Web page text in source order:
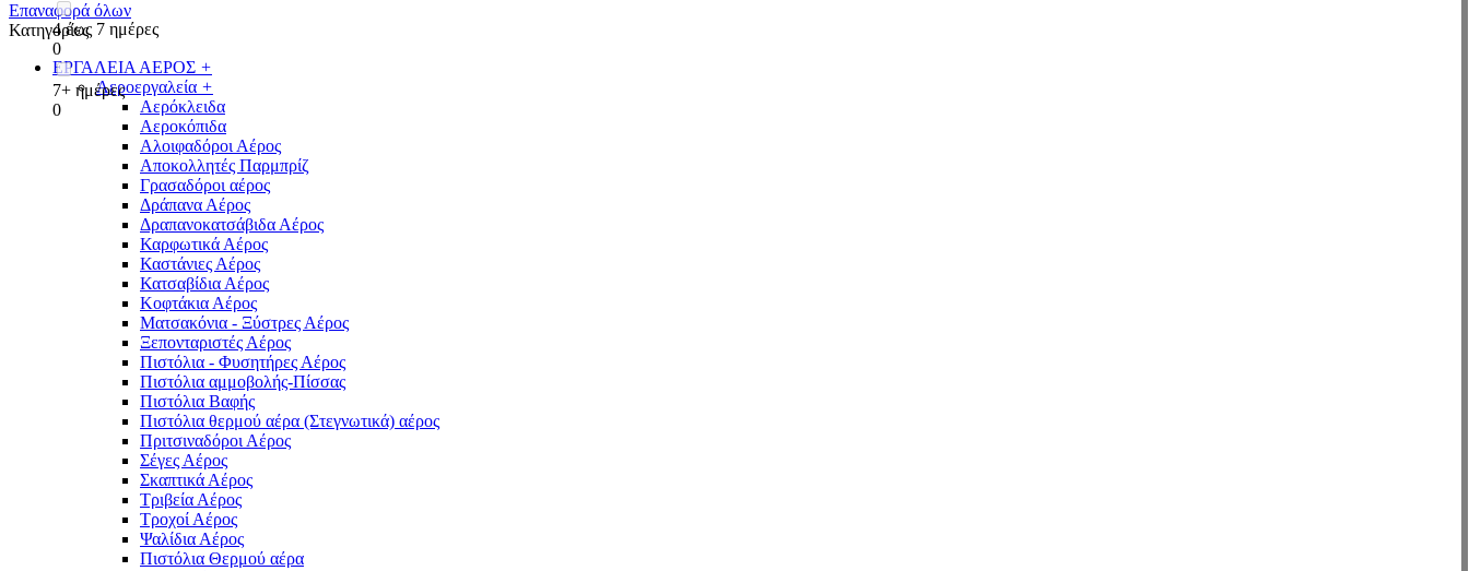
4 έως 7 ημέρες
0
7+ ημέρες
0
Επαναφορά όλων
Κατηγορίες
ΕΡΓΑΛΕΙΑ ΑΕΡΟΣ +
Αεροεργαλεία +
Αερόκλειδα
Αεροκόπιδα
Αλοιφαδόροι Αέρος
Αποκολλητές Παρμπρίζ
Γρασαδόροι αέρος
Δράπανα Αέρος
Δραπανοκατσάβιδα Αέρος
Καρφωτικά Αέρος
Καστάνιες Αέρος
Κατσαβίδια Αέρος
Κοφτάκια Αέρος
Ματσακόνια - Ξύστρες Αέρος
Ξεπονταριστές Αέρος
Πιστόλια - Φυσητήρες Αέρος
Πιστόλια αμμοβολής-Πίσσας
Πιστόλια Βαφής
Πιστόλια θερμού αέρα (Στεγνωτικά) αέρος
Πριτσιναδόροι Αέρος
Σέγες Αέρος
Σκαπτικά Αέρος
Τριβεία Αέρος
Τροχοί Αέρος
Ψαλίδια Αέρος
Πιστόλια Θερμού αέρα